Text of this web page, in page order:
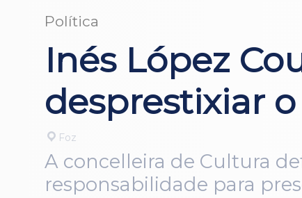
Política
Inés López
desprestixiar
Foz
A concelleira de Cultura
responsabilidade para